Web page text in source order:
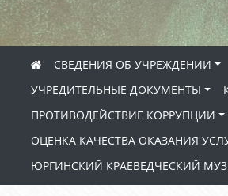
СВЕДЕНИЯ ОБ УЧРЕЖДЕНИИ
УЧРЕДИТЕЛЬНЫЕ ДОКУМЕНТЫ
ПРОТИВОДЕЙСТВИЕ КОРРУПЦИИ
ОЦЕНКА КАЧЕСТВА ОКАЗАНИЯ
ЮРГИНСКИЙ КРАЕВЕДЧЕСКИЙ